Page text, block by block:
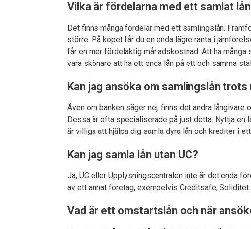
Vilka är fördelarna med ett samlat
Det finns många fördelar med ett samlingslån.
större. På köpet får du en enda lägre ränta i
får en mer fördelaktig månadskostnad. Att ha
vara skönare att ha ett enda lån på ett och samma
Kan jag ansöka om samlingslån
Även om banken säger nej, finns det andra
Dessa är ofta specialiserade på just detta. Nyttja en
är villiga att hjälpa dig samla dyra lån och krediter i
Kan jag samla lån utan UC?
Ja, UC eller Upplysningscentralen inte är det enda
av ett annat företag, exempelvis Creditsafe, Soliditet
Vad är ett omstartslån och när